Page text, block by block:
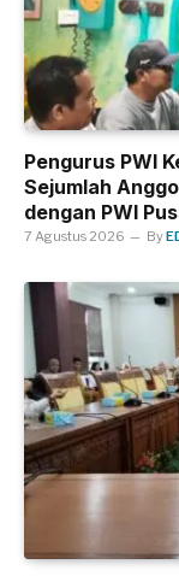
Pengurus PWI
Sejumlah
dengan PWI
7 Agustus 2026 By